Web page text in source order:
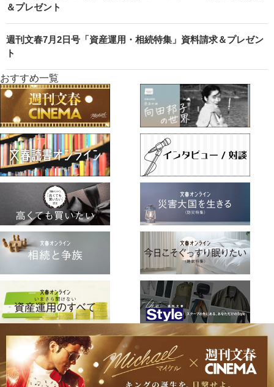
＆プレゼント
週刊文春7月2日号「資産運用・相続特集」資料請求＆プレゼン
ト
おすすめ一覧